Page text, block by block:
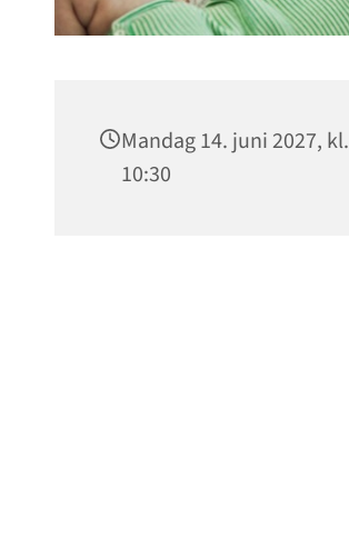
Mandag 14. juni 2027, kl.
10:30